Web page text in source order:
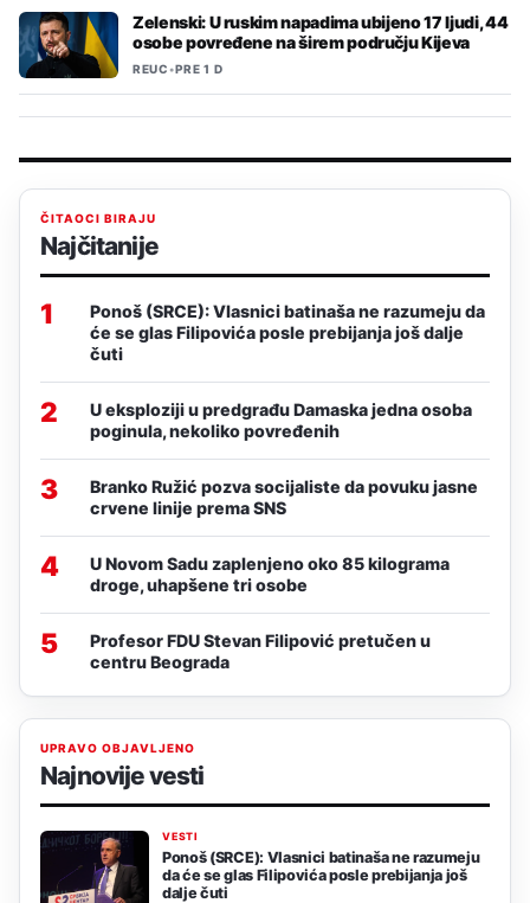
Zelenski: U ruskim napadima ubijeno 17 ljudi, 44
osobe povređene na širem području Kijeva
REUC•PRE 1 D
ČITAOCI BIRAJU
Najčitanije
1
Ponoš (SRCE): Vlasnici batinaša ne razumeju da
će se glas Filipovića posle prebijanja još dalje
čuti
2
U eksploziji u predgrađu Damaska jedna osoba
poginula, nekoliko povređenih
3
Branko Ružić pozva socijaliste da povuku jasne
crvene linije prema SNS
4
U Novom Sadu zaplenjeno oko 85 kilograma
droge, uhapšene tri osobe
5
Profesor FDU Stevan Filipović pretučen u
centru Beograda
UPRAVO OBJAVLJENO
Najnovije vesti
VESTI
Ponoš (SRCE): Vlasnici batinaša ne razumeju
da će se glas Filipovića posle prebijanja još
dalje čuti